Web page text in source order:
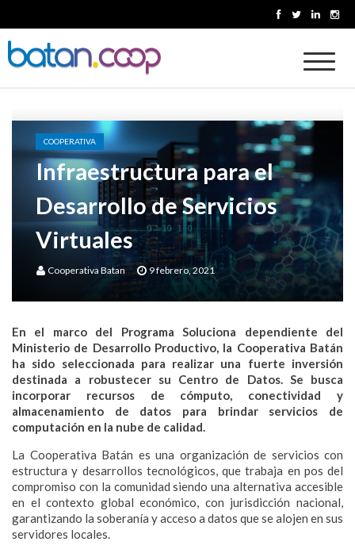
to
content
COOPERATIVA
Infraestructura para el
Desarrollo de Servicios
Virtuales
Cooperativa Batan 9 febrero, 2021
En el marco del Programa Soluciona dependiente del
Ministerio de Desarrollo Productivo, la Cooperativa Batán
ha sido seleccionada para realizar una fuerte inversión
destinada a robustecer su Centro de Datos. Se busca
incorporar recursos de cómputo, conectividad y
almacenamiento de datos para brindar servicios de
computación en la nube de calidad.
La Cooperativa Batán es una organización de servicios con
estructura y desarrollos tecnológicos, que trabaja en pos del
compromiso con la comunidad siendo una alternativa accesible
en el contexto global económico, con jurisdicción nacional,
garantizando la soberanía y acceso a datos que se alojen en sus
servidores locales.